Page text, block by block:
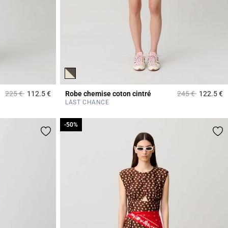
Prix réduit à partir de
225 €à112.5 €5 out of 5 Customer Rating
Robe chemise coton cintré Prix réduit à
245 €à122.5 €
LAST CHANCE
-50%
-50%